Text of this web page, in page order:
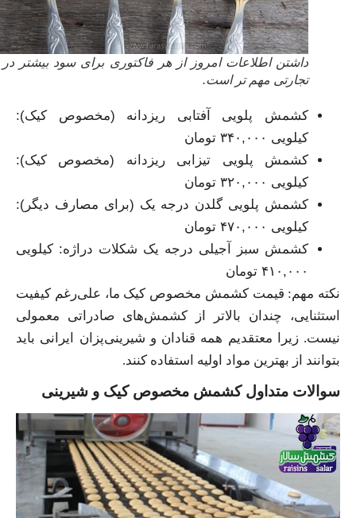
داشتن اطلاعات امروز از هر فاکتوری برای سود بیشتر در هر
تجارتی مهم تر است.
کشمش پلویی آفتابی ریزدانه (مخصوص کیک):
کیلویی ۳۴۰,۰۰۰ تومان
کشمش پلویی تیزابی ریزدانه (مخصوص کیک):
کیلویی ۳۲۰,۰۰۰ تومان
کشمش پلویی گلدن درجه یک (برای مصارف دیگر):
کیلویی ۴۷۰,۰۰۰ تومان
کشمش سبز آجیلی درجه یک شکلات دراژه: کیلویی
۴۱۰,۰۰۰ تومان
نکته مهم: قیمت کشمش مخصوص کیک ما، علی‌رغم کیفیت
استثنایی، چندان بالاتر از کشمش‌های صادراتی معمولی
نیست. زیرا معتقدیم همه قنادان و شیرینی‌پزان ایرانی باید
بتوانند از بهترین مواد اولیه استفاده کنند.
سوالات متداول کشمش مخصوص کیک و شیرینی